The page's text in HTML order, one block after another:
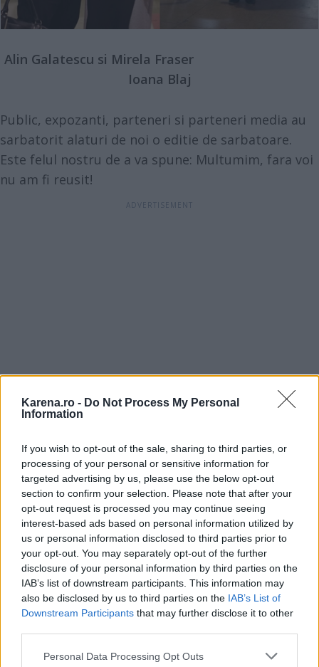
Karena.ro - Do Not Process My Personal
Information
If you wish to opt-out of the sale, sharing to third parties, or
processing of your personal or sensitive information for
targeted advertising by us, please use the below opt-out
section to confirm your selection. Please note that after your
opt-out request is processed you may continue seeing
interest-based ads based on personal information utilized by
us or personal information disclosed to third parties prior to
your opt-out. You may separately opt-out of the further
disclosure of your personal information by third parties on the
IAB’s list of downstream participants. This information may
also be disclosed by us to third parties on the IAB’s List of
Downstream Participants that may further disclose it to other
Please note that this website/app uses one or more Google
Personal Data Processing Opt Outs
Alin Galatescu si Mirela Fraser
Ioana Blaj
Public, expozanti, parteneri si parteneri media au
sarbatorit alaturi de noi o editie de sarbatoare.
Este felul nostru de a va spune: Multumim, fara voi
nu am fi reusit!